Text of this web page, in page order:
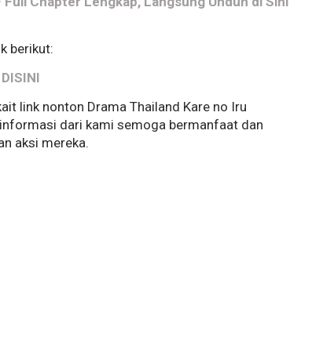
berikut:
link nonton Drama Thailand Kare no Iru
dari kami semoga bermanfaat dan
aksi mereka.